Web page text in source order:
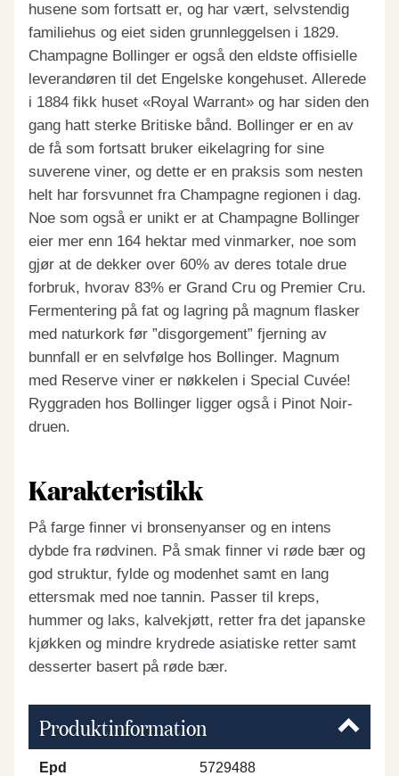
husene som fortsatt er, og har vært, selvstendig
familiehus og eiet siden grunnleggelsen i 1829.
Champagne Bollinger er også den eldste offisielle
leverandøren til det Engelske kongehuset. Allerede
i 1884 fikk huset «Royal Warrant» og har siden den
gang hatt sterke Britiske bånd. Bollinger er en av
de få som fortsatt bruker eikelagring for sine
suverene viner, og dette er en praksis som nesten
helt har forsvunnet fra Champagne regionen i dag.
Noe som også er unikt er at Champagne Bollinger
eier mer enn 164 hektar med vinmarker, noe som
gjør at de dekker over 60% av deres totale drue
forbruk, hvorav 83% er Grand Cru og Premier Cru.
Fermentering på fat og lagring på magnum flasker
med naturkork før ”disgorgement” fjerning av
bunnfall er en selvfølge hos Bollinger. Magnum
med Reserve viner er nøkkelen i Special Cuvée!
Ryggraden hos Bollinger ligger også i Pinot Noir-
druen.
Karakteristikk
På farge finner vi bronsenyanser og en intens
dybde fra rødvinen. På smak finner vi røde bær og
god struktur, fylde og modenhet samt en lang
ettersmak med noe tannin. Passer til kreps,
hummer og laks, kalvekjøtt, retter fra det japanske
kjøkken og mindre krydrede asiatiske retter samt
desserter basert på røde bær.
Produktinformation
Epd 5729488